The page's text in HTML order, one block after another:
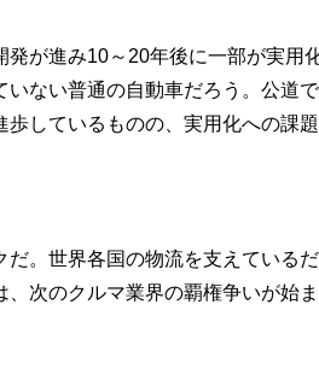
が進み10～20年後に一部が実用
ない普通の自動車だろう。公道
しているものの、実用化への課
。世界各国の物流を支えているだ
次のクルマ業界の覇権争いが始